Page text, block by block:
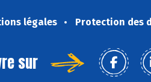
légales Protection des
sur